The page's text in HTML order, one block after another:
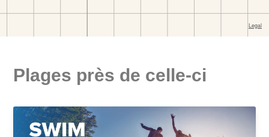
Plages près de celle-ci